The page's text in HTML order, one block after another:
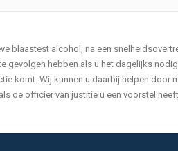
blaastest alcohol, na een
gevolgen hebben als u het dagelijks
komt. Wij kunnen u daarbij helpen door
de officier van justitie u een voorstel